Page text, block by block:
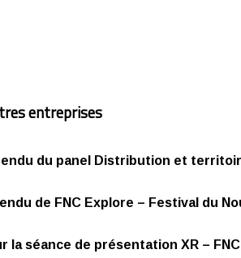
entreprises
du panel Distribution et
de FNC Explore – Festival du
la séance de présentation XR – FNC